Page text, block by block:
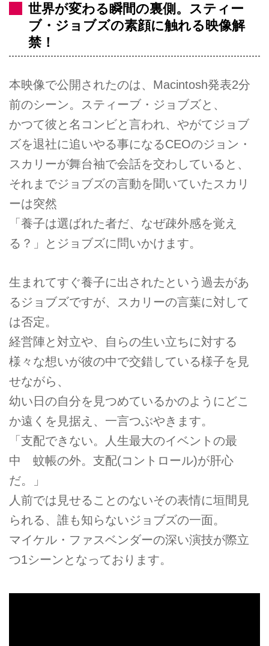
世界が変わる瞬間の裏側。スティー
ブ・ジョブズの素顔に触れる映像解
禁！
本映像で公開されたのは、Macintosh発表2分
前のシーン。スティーブ・ジョブズと、
かつて彼と名コンビと言われ、やがてジョブ
ズを退社に追いやる事になるCEOのジョン・
スカリーが舞台袖で会話を交わしていると、
それまでジョブズの言動を聞いていたスカリ
ーは突然
「養子は選ばれた者だ、なぜ疎外感を覚え
る？」とジョブズに問いかけます。
生まれてすぐ養子に出されたという過去があ
るジョブズですが、スカリーの言葉に対して
は否定。
経営陣と対立や、自らの生い立ちに対する
様々な想いが彼の中で交錯している様子を見
せながら、
幼い日の自分を見つめているかのようにどこ
か遠くを見据え、一言つぶやきます。
「支配できない。人生最大のイベントの最
中 蚊帳の外。支配(コントロール)が肝心
だ。」
人前では見せることのないその表情に垣間見
られる、誰も知らないジョブズの一面。
マイケル・ファスベンダーの深い演技が際立
つ1シーンとなっております。